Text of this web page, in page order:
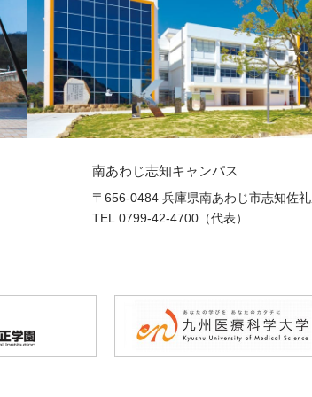
南あわじ志知キャンパス
〒656-0484 兵庫県南あわじ市志知佐
TEL.0799-42-4700（代表）